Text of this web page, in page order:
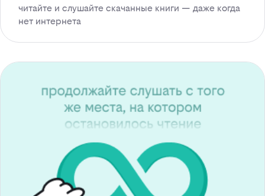
читайте и слушайте скачанные книги — даже когда
нет интернета